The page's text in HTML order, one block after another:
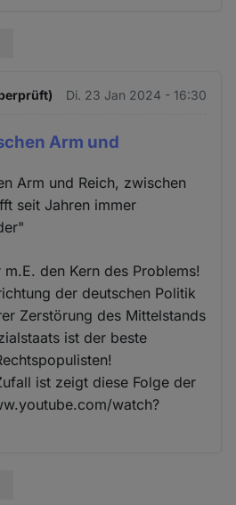
Di. 23 Jan 2024 - 16:30
Arm und
Arm und Reich, zwischen
seit Jahren immer
den Kern des Problems!
der deutschen Politik
Zerstörung des Mittelstands
ist der beste
ist zeigt diese Folge der
watch?